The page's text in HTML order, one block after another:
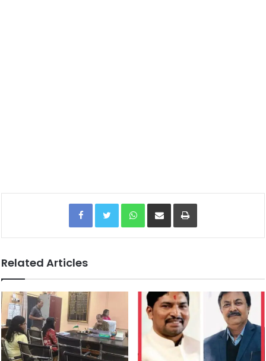
Facebook Twitter WhatsApp
Related Articles